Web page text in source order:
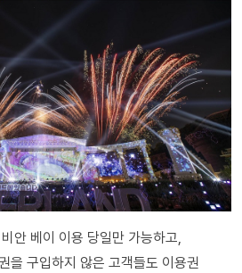
안 베이 이용 당일만 가능하고,
을 구입하지 않은 고객들도 이용권